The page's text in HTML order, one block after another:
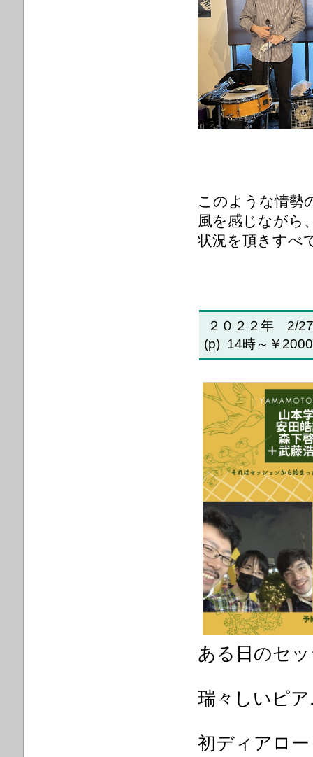
このような情勢
風を感じながら
状況を頂きすべ
２０２２年 2/
(p) 14時～￥2000
ある日のセ
瑞々しいピ
初ディアロ